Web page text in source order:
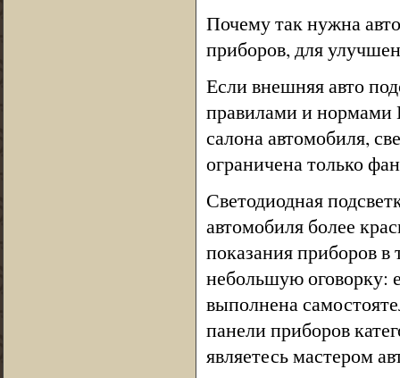
Почему так нужна
приборов, для
Если внешняя авто
правилами и нормами
салона автомобиля,
ограничена только
Светодиодная
автомобиля более
показания приборов в
небольшую оговорку:
выполнена
панели приборов
являетесь мастером